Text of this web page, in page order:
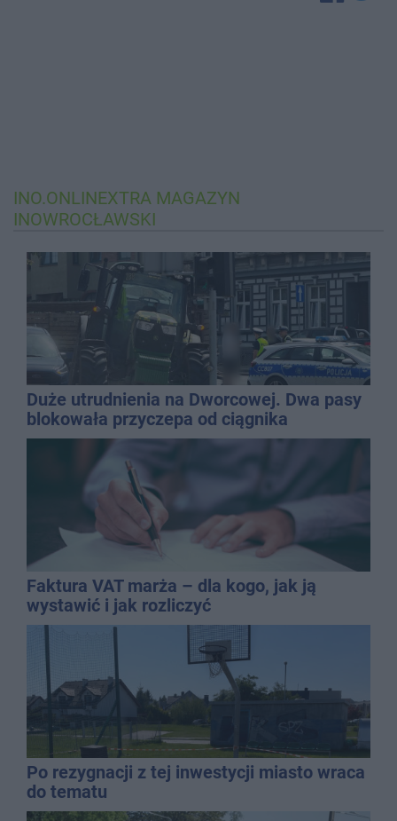
INO.ONLINEXTRA MAGAZYN
INOWROCŁAWSKI
Duże utrudnienia na Dworcowej. Dwa pasy
blokowała przyczepa od ciągnika
Faktura VAT marża – dla kogo, jak ją
wystawić i jak rozliczyć
Po rezygnacji z tej inwestycji miasto wraca
do tematu